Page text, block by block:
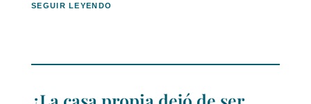
SEGUIR LEYENDO